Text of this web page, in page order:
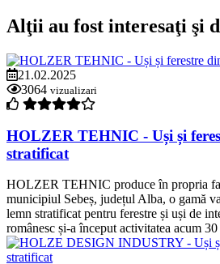
Alţii au fost interesaţi şi
21.02.2025
3064 vizualizari
HOLZER TEHNIC - Uși și
stratificat
HOLZER TEHNIC produce în propria
municipiul Sebeș, județul Alba, o gamă
lemn stratificat pentru ferestre și uși de
românesc și-a început activitatea acum